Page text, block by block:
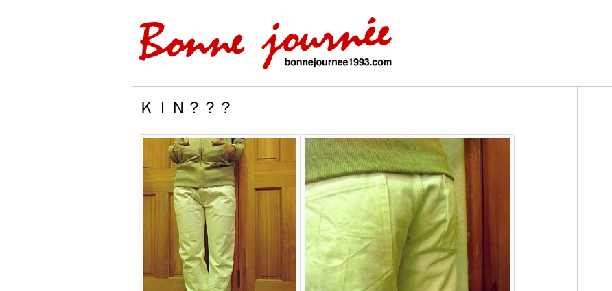
ＫＩＮ？？？